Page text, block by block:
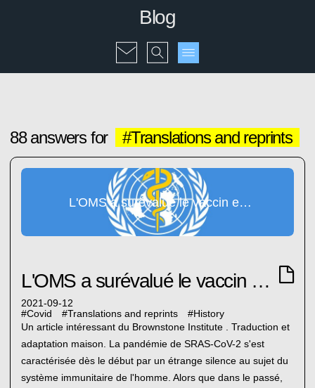
Blog
88 answers for #Translations and reprints
L'OMS a surévalué le vaccin et déprécié l'immunité naturelle
L'OMS a surévalué le vaccin et déprécié l'immunité naturelle
2021-09-12
#Covid #Translations and reprints #History
Un article intéressant du Brownstone Institute . Traduction et
adaptation maison. La pandémie de SRAS-CoV-2 s'est
caractérisée dès le début par un étrange silence au sujet du
système immunitaire de l'homme. Alors que dans le passé,